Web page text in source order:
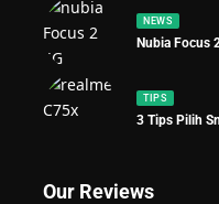
NEWS
Nubia Focus
TIPS
3 Tips Pilih
Our Reviews